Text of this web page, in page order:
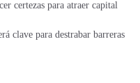
certezas para atraer capital
clave para destrabar barreras